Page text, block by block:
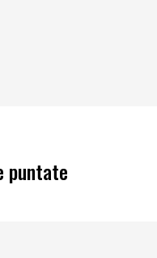
puntate